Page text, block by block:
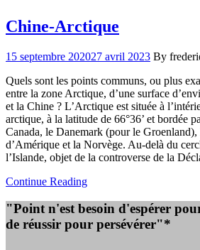
Chine-Arctique
15 septembre 202027 avril 2023 By
Quels sont les points communs, ou plus
entre la zone Arctique, d’une surface
et la Chine ? L’Arctique est située à
arctique, à la latitude de 66°36’ et bordée
Canada, le Danemark (pour le
d’Amérique et la Norvège. Au-delà du
l’Islande, objet de la controverse de la
Continue Reading
"Point n'est besoin d'espérer
de réussir pour persévérer"*